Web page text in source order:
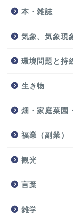
本・雑誌
気象、気象現
環境問題と持
生き物
畑・家庭菜園
福業（副業）
観光
言葉
雑学